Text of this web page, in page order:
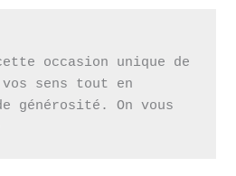
occasion unique de
sens tout en
générosité. On vous